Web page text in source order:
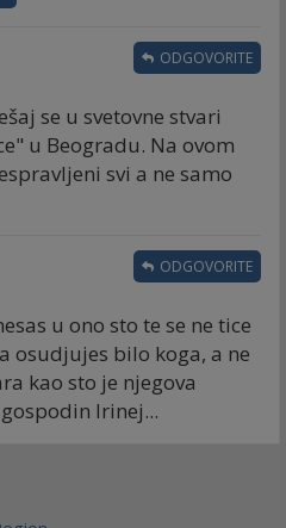
se u svetovne stvari
u Beogradu. Na ovom
svi a ne samo
ODGOVORITE
u ono sto te se ne tice
osudjujes bilo koga, a ne
kao sto je njegova
Irinej...
ODGOVORITE